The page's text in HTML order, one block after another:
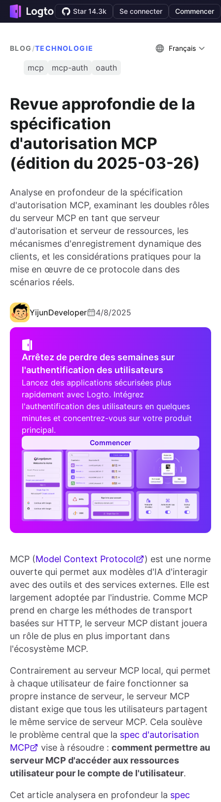
Star 14.3k Se connecter Commencer
BLOG /TECHNOLOGIE Français
mcp mcp-auth oauth
Revue approfondie de la
spécification
d'autorisation MCP
(édition du 2025-03-26)
Analyse en profondeur de la spécification
d'autorisation MCP, examinant les doubles rôles
du serveur MCP en tant que serveur
d'autorisation et serveur de ressources, les
mécanismes d'enregistrement dynamique des
clients, et les considérations pratiques pour la
mise en œuvre de ce protocole dans des
scénarios réels.
YijunDeveloper 4/8/2025
Arrêtez de perdre des semaines sur
l'authentification des utilisateurs
Lancez des applications sécurisées plus
rapidement avec Logto. Intégrez
l'authentification des utilisateurs en quelques
minutes et concentrez-vous sur votre produit
principal.
Commencer
MCP (Model Context Protocol
) est une norme
ouverte qui permet aux modèles d'IA d'interagir
avec des outils et des services externes. Elle est
largement adoptée par l'industrie. Comme MCP
prend en charge les méthodes de transport
basées sur HTTP, le serveur MCP distant jouera
un rôle de plus en plus important dans
l'écosystème MCP.
Contrairement au serveur MCP local, qui permet
à chaque utilisateur de faire fonctionner sa
propre instance de serveur, le serveur MCP
distant exige que tous les utilisateurs partagent
le même service de serveur MCP. Cela soulève
le problème central que la spec d'autorisation
MCP
vise à résoudre : comment permettre au
serveur MCP d'accéder aux ressources
utilisateur pour le compte de l'utilisateur.
Cet article analysera en profondeur la spec